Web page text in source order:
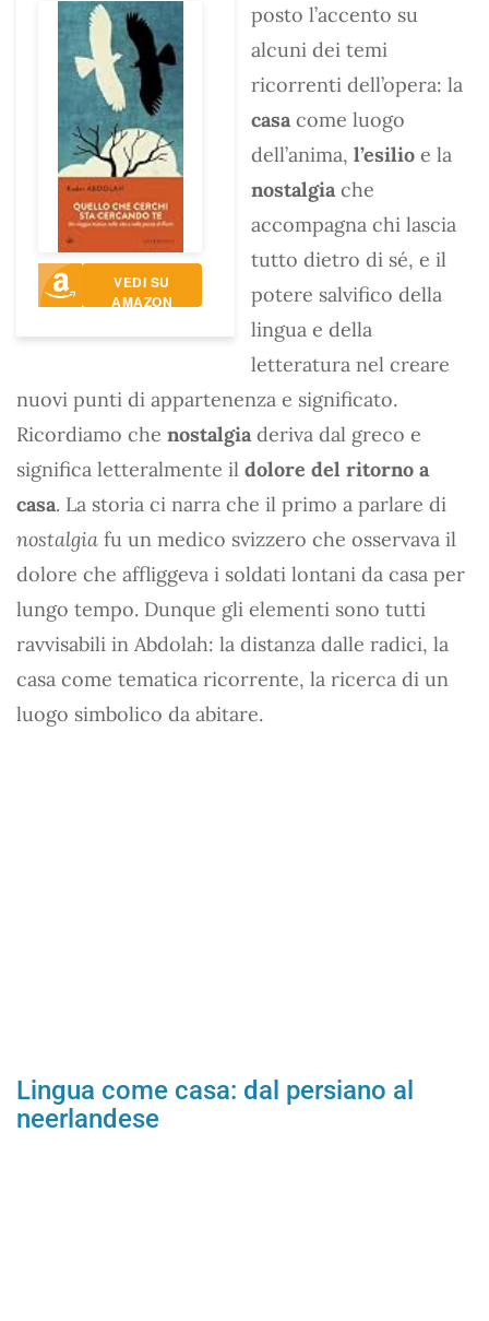
VEDI SU
AMAZON
posto l’accento su
alcuni dei temi
ricorrenti dell’opera: la
casa come luogo
dell’anima, l’esilio e la
nostalgia che
accompagna chi lascia
tutto dietro di sé, e il
potere salvifico della
lingua e della
letteratura nel creare
nuovi punti di appartenenza e significato.
Ricordiamo che nostalgia deriva dal greco e
significa letteralmente il dolore del ritorno a
casa. La storia ci narra che il primo a parlare di
nostalgia fu un medico svizzero che osservava il
dolore che affliggeva i soldati lontani da casa per
lungo tempo. Dunque gli elementi sono tutti
ravvisabili in Abdolah: la distanza dalle radici, la
casa come tematica ricorrente, la ricerca di un
luogo simbolico da abitare.
Lingua come casa: dal persiano al
neerlandese